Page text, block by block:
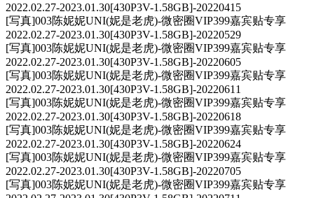
2022.02.27-2023.01.30[430P3V-1.58GB]-20220415
[写真]003陈妮妮UNI(妮是老虎)-微密圈VIP399嘉宾贴专享
2022.02.27-2023.01.30[430P3V-1.58GB]-20220529
[写真]003陈妮妮UNI(妮是老虎)-微密圈VIP399嘉宾贴专享
2022.02.27-2023.01.30[430P3V-1.58GB]-20220605
[写真]003陈妮妮UNI(妮是老虎)-微密圈VIP399嘉宾贴专享
2022.02.27-2023.01.30[430P3V-1.58GB]-20220611
[写真]003陈妮妮UNI(妮是老虎)-微密圈VIP399嘉宾贴专享
2022.02.27-2023.01.30[430P3V-1.58GB]-20220618
[写真]003陈妮妮UNI(妮是老虎)-微密圈VIP399嘉宾贴专享
2022.02.27-2023.01.30[430P3V-1.58GB]-20220624
[写真]003陈妮妮UNI(妮是老虎)-微密圈VIP399嘉宾贴专享
2022.02.27-2023.01.30[430P3V-1.58GB]-20220705
[写真]003陈妮妮UNI(妮是老虎)-微密圈VIP399嘉宾贴专享